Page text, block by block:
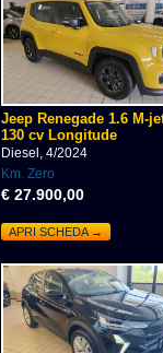
Jeep Renegade 1.6 M-jet
130 cv Longitude
Diesel, 4/2024
Km. Zero
€ 27.900,00
APRI SCHEDA →